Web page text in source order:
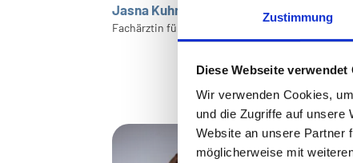
Zustimmung
Diese Webseite verwendet
Wir verwenden Cookies,
und die Zugriffe auf unsere
Website an unsere Partner
möglicherweise mit
Jasna Kuhn
Fachärztin für Radiologie